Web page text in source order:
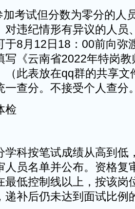
考试但分数为零分的人
对违纪情形有异议的人员
于8月12日18：00前向弥
写《云南省2022年特岗
（此表放在qq群的共享文
一查分。不接受个人查分
检
学科按笔试成绩从高到低
人员名单并公布。资格复
最低控制线以上，按该岗
递补后仍未达到面试比例